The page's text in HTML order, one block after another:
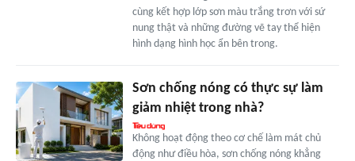
cùng kết hợp lớp sơn màu trắng trơn với sứ
nung thật và những đường vẽ tay thể hiện
hình dạng hình học ẩn bên trong.
Sơn chống nóng có thực sự làm
giảm nhiệt trong nhà?
Không hoạt động theo cơ chế làm mát chủ
động như điều hòa, sơn chống nóng khẳng